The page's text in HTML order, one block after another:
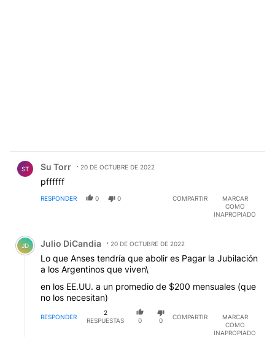
ST Su Torr 20 DE OCTUBRE DE 2022
pffffff
RESPONDER 0 0 COMPARTIR
MARCAR
COMO
INAPROPIADO
Comentario de Julio DiCandia.
JD Julio DiCandia 20 DE OCTUBRE DE 2022
Lo que Anses tendría que abolir es Pagar la Jubilación
a los Argentinos que viven\
en los EE.UU. a un promedio de $200 mensuales (que
no los necesitan)
RESPONDER
2
RESPUESTAS
0 0
COMPARTIR
MARCAR
COMO
INAPROPIADO